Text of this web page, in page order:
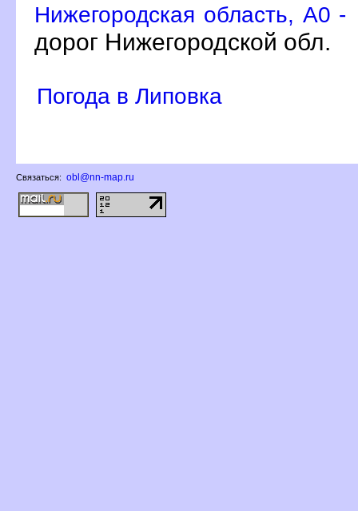
Нижегородская область, A0 -
дорог Нижегородской обл.
Погода в Липовка
Связаться: obl@nn-map.ru